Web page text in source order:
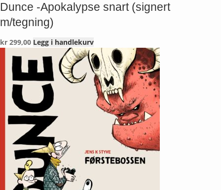
Dunce -Apokalypse snart (signert
m/tegning)
kr 299,00 Legg i handlekurv